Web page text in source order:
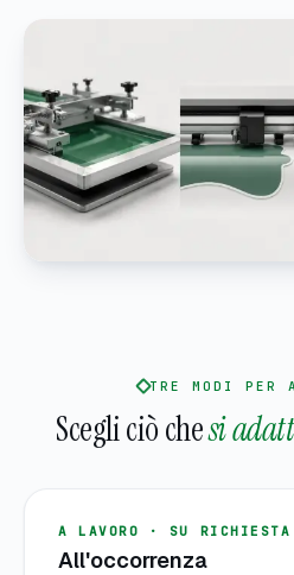
TRE MODI PER
Scegli ciò chesi
A LAVORO · SU RICHIESTA
All'occorrenza